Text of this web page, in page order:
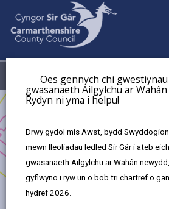
Oes gennych chi
gwasanaeth Ailgylchu ar
Rydyn ni yma i helpu!
Drwy gydol mis Awst, bydd
mewn lleoliadau ledled Sir Gâr i ateb
gwasanaeth Ailgylchu ar Wahân
gyflwyno i ryw un o bob tri chartref o
hydref 2026.
Dewislen
Cronfa Ffyniant Gyffredin y DU - Cronfa
Cynaliadwy
Adnewyddu safle newydd